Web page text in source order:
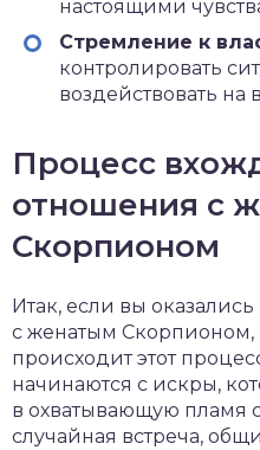
настоящими
Стремление к
контролировать
воздействовать
Процесс
отношения с
Скорпионом
Итак, если вы
с женатым Скорпионом,
происходит этот
начинаются с искры,
в охватывающую пламя
случайная встреча,